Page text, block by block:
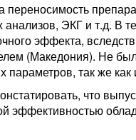
анализов, ЭКГ и т.д. В
эффекта,
(Македония). Не
параметров, так же
что
эффективностью